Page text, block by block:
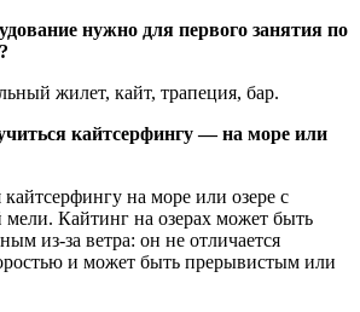
нужно для первого занятия по
жилет, кайт, трапеция, бар.
кайтсерфингу — на море или
на море или озере с
Кайтинг на озерах может быть
из-за ветра: он не отличается
и может быть прерывистым или